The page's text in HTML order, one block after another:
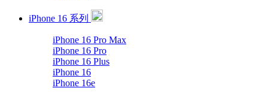
iPhone 16 系列
iPhone 16 Pro Max
iPhone 16 Pro
iPhone 16 Plus
iPhone 16
iPhone 16e